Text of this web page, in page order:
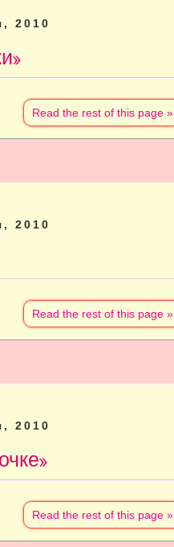
2010
Read the rest of this page »
2010
Read the rest of this page »
2010
Read the rest of this page »